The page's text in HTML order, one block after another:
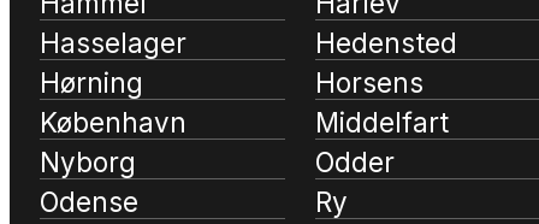
Hasselager
Hedensted
Hørning
Horsens
København
Middelfart
Nyborg
Odder
Odense
Ry